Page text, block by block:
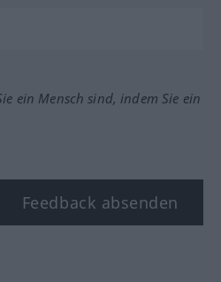
ein Mensch sind, indem Sie ein
Feedback absenden